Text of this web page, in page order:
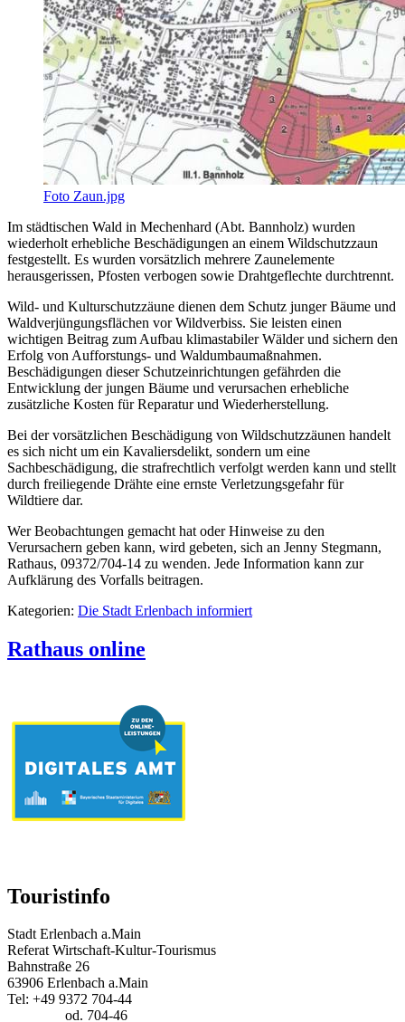
Foto Zaun.jpg
Im städtischen Wald in Mechenhard (Abt. Bannholz) wurden
wiederholt erhebliche Beschädigungen an einem Wildschutzzaun
festgestellt. Es wurden vorsätzlich mehrere Zaunelemente
herausgerissen, Pfosten verbogen sowie Drahtgeflechte durchtrennt.
Wild- und Kulturschutzzäune dienen dem Schutz junger Bäume und
Waldverjüngungsflächen vor Wildverbiss. Sie leisten einen
wichtigen Beitrag zum Aufbau klimastabiler Wälder und sichern den
Erfolg von Aufforstungs- und Waldumbaumaßnahmen.
Beschädigungen dieser Schutzeinrichtungen gefährden die
Entwicklung der jungen Bäume und verursachen erhebliche
zusätzliche Kosten für Reparatur und Wiederherstellung.
Bei der vorsätzlichen Beschädigung von Wildschutzzäunen handelt
es sich nicht um ein Kavaliersdelikt, sondern um eine
Sachbeschädigung, die strafrechtlich verfolgt werden kann und stellt
durch freiliegende Drähte eine ernste Verletzungsgefahr für
Wildtiere dar.
Wer Beobachtungen gemacht hat oder Hinweise zu den
Verursachern geben kann, wird gebeten, sich an Jenny Stegmann,
Rathaus, 09372/704-14 zu wenden. Jede Information kann zur
Aufklärung des Vorfalls beitragen.
Kategorien: Die Stadt Erlenbach informiert
Rathaus online
Touristinfo
Stadt Erlenbach a.Main
Referat Wirtschaft-Kultur-Tourismus
Bahnstraße 26
63906 Erlenbach a.Main
Tel: +49 9372 704-44
od. 704-46